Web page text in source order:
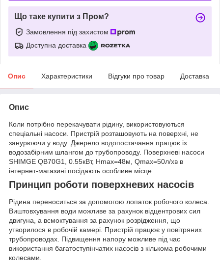
Що таке купити з Пром?
Замовлення під захистом
Доступна доставка
Опис Характеристики Відгуки про товар Доставка
Опис
Коли потрібно перекачувати рідину, використовуються
спеціальні насоси. Пристрій розташовують на поверхні, не
занурюючи у воду. Джерело водопостачання працює із
водозабірним шлангом до трубопроводу. Поверхневі насоси
SHIMGE QB70G1, 0.55кВт, Нmax=48м, Qmax=50л/хв в
інтернет-магазині посідають особливе місце.
Принцип роботи поверхневих насосів
Рідина переноситься за допомогою лопаток робочого колеса.
Виштовхування води можливе за рахунок відцентрових сил
двигуна, а всмоктування за рахунок розрідження, що
утворилося в робочій камері. Пристрій працює у повітряних
трубопроводах. Підвищення напору можливе під час
використання багатоступінчатих насосів з кількома робочими
колесами.